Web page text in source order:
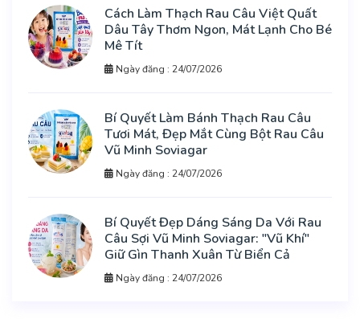
Cách Làm Thạch Rau Câu Việt Quất
Dâu Tây Thơm Ngon, Mát Lạnh Cho Bé
Mê Tít
Ngày đăng : 24/07/2026
Bí Quyết Làm Bánh Thạch Rau Câu
Tươi Mát, Đẹp Mắt Cùng Bột Rau Câu
Vũ Minh Soviagar
Ngày đăng : 24/07/2026
Bí Quyết Đẹp Dáng Sáng Da Với Rau
Câu Sợi Vũ Minh Soviagar: "Vũ Khí"
Giữ Gìn Thanh Xuân Từ Biển Cả
Ngày đăng : 24/07/2026